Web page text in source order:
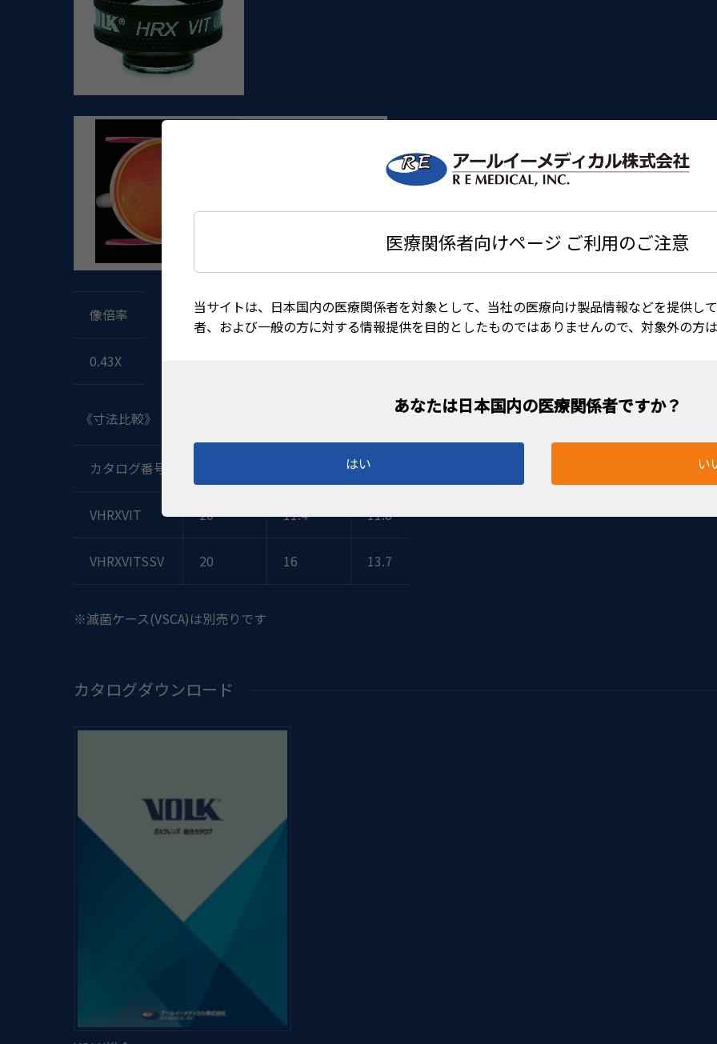
医療関係者向けページ ご利用のご注意
当サイトは、日本国内の医療関係者を対象として、当社の医療向け製品情報などを提供し
者、および一般の方に対する情報提供を目的としたものではありませんので、対象外の方
はい い
像倍率
0.43X
《寸法比較》
カタログ番号 高さ
VHRXVIT 20 11.4 11.8
VHRXVITSSV 20 16 13.7
※滅菌ケース(VSCA)は別売りです
カタログダウンロード